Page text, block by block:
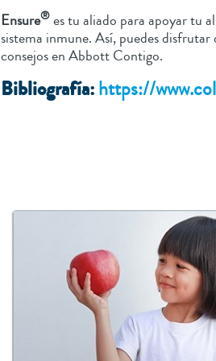
Ensure® es tu aliado para apoyar tu
sistema inmune. Así, puedes
consejos en Abbott Contigo.
Bibliografía:https://